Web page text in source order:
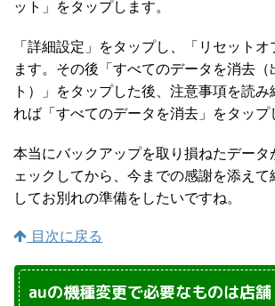
ット」をタップします。
「詳細設定」をタップし、「リセット
ます。その後「すべてのデータを消去（
ト）」をタップした後、注意事項を読
れば「すべてのデータを消去」をタップ
本当にバックアップを取り損ねたデータ
ェックしてから、今までの感謝を添え
してお別れの準備をしたいですね。
目次に戻る
auの機種変更で必要なものは店